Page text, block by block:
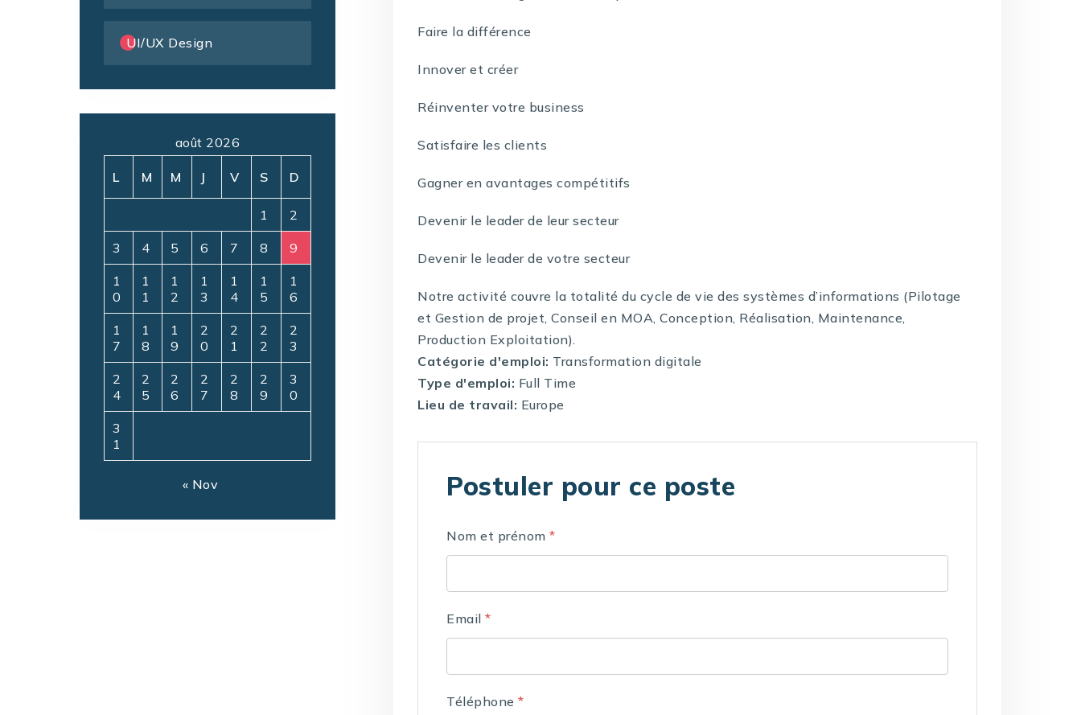
Faire la différence
Innover et créer
Réinventer votre business
Satisfaire les clients
Gagner en avantages compétitifs
Devenir le leader de leur secteur
Devenir le leader de votre secteur
Notre activité couvre la totalité du cycle de vie des systèmes d’informations (Pilotage
et Gestion de projet, Conseil en MOA, Conception, Réalisation, Maintenance,
Production Exploitation).
Catégorie d'emploi: Transformation digitale
Type d'emploi: Full Time
Lieu de travail: Europe
Postuler pour ce poste
Nom et prénom*
Email*
Téléphone*
UI/UX Design
août 2026
L M M J V S D
1 2
3 4 5 6 7 8 9
1
0
1
1
1
2
1
3
1
4
1
5
1
6
1
7
1
8
1
9
2
0
2
1
2
2
2
3
2
4
2
5
2
6
2
7
2
8
2
9
3
0
3
1
« Nov